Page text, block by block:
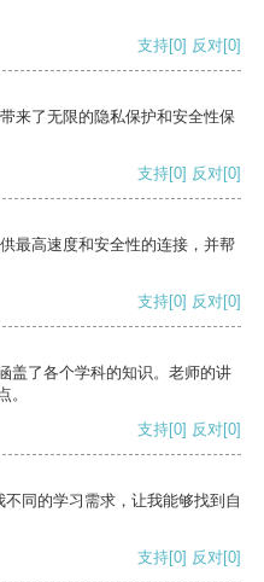
支持[0] 反对[0]
来了无限的隐私保护和安全性保
支持[0] 反对[0]
最高速度和安全性的连接，并帮
支持[0] 反对[0]
盖了各个学科的知识。老师的讲
。
支持[0] 反对[0]
同的学习需求，让我能够找到自
支持[0] 反对[0]